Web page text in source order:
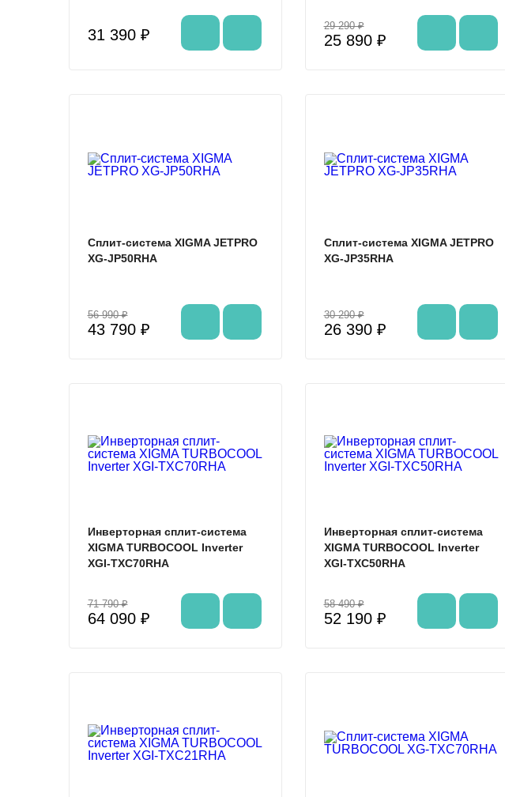
31 390 ₽
29 290 ₽
25 890 ₽
Сплит-система XIGMA JETPRO
XG-JP50RHA
56 990 ₽
43 790 ₽
Сплит-система XIGMA JETPRO
XG-JP35RHA
30 290 ₽
26 390 ₽
Инверторная сплит-система
XIGMA TURBOCOOL Inverter
XGI-TXC70RHA
71 790 ₽
64 090 ₽
Инверторная сплит-система
XIGMA TURBOCOOL Inverter
XGI-TXC50RHA
58 490 ₽
52 190 ₽